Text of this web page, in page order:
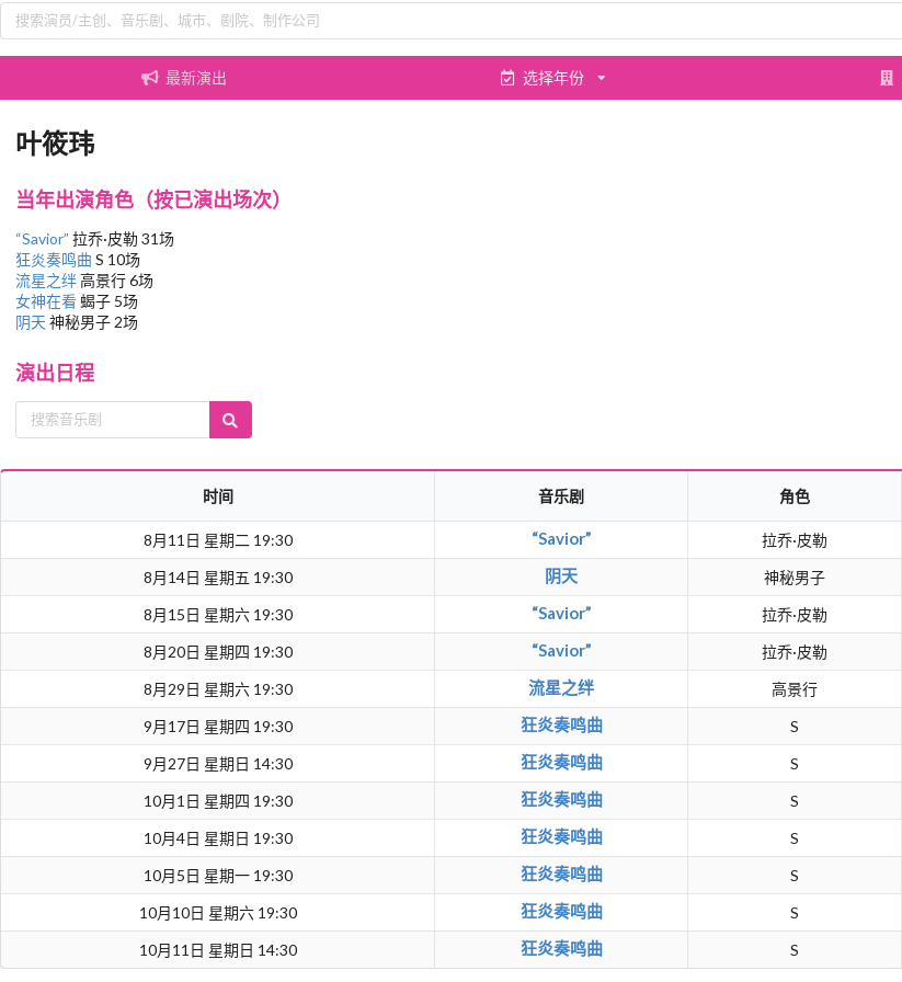
最新演出 选择年份
叶筱玮
当年出演角色（按已演出场次）
“Savior” 拉乔·皮勒 31场
狂炎奏鸣曲 S 10场
流星之绊高景行 6场
女神在看 蝎子 5场
阴天 神秘男子 2场
演出日程
时间 音乐剧 角色
8月11日 星期二 19:30 “Savior” 拉乔·皮勒
8月14日 星期五 19:30
阴天 神秘男子
8月15日 星期六 19:30
“Savior” 拉乔·皮勒
8月20日 星期四 19:30
“Savior” 拉乔·皮勒
8月29日 星期六 19:30
流星之绊 高景行
9月17日 星期四 19:30
狂炎奏鸣曲 S
9月27日 星期日 14:30
狂炎奏鸣曲 S
10月1日 星期四 19:30
狂炎奏鸣曲 S
10月4日 星期日 19:30
狂炎奏鸣曲 S
10月5日 星期一 19:30
狂炎奏鸣曲 S
10月10日 星期六 19:30
狂炎奏鸣曲 S
10月11日 星期日 14:30
狂炎奏鸣曲 S